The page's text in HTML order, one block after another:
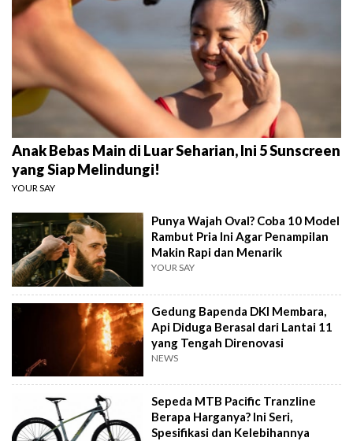
Anak Bebas Main di Luar Seharian, Ini 5 Sunscreen
yang Siap Melindungi!
YOUR SAY
Punya Wajah Oval? Coba 10 Model
Rambut Pria Ini Agar Penampilan
Makin Rapi dan Menarik
YOUR SAY
Gedung Bapenda DKI Membara,
Api Diduga Berasal dari Lantai 11
yang Tengah Direnovasi
NEWS
Sepeda MTB Pacific Tranzline
Berapa Harganya? Ini Seri,
Spesifikasi dan Kelebihannya